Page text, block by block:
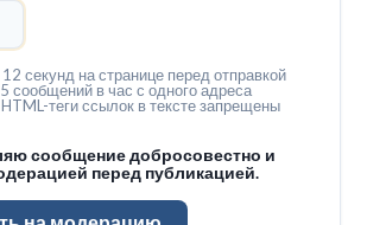
секунд на странице перед отправкой
сообщений в час с одного адреса
теги ссылок в тексте запрещены
сообщение добросовестно и
перед публикацией.